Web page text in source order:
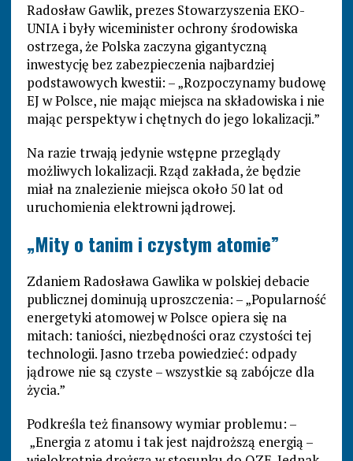
Radosław Gawlik, prezes Stowarzyszenia EKO-
UNIA i były wiceminister ochrony środowiska
ostrzega, że Polska zaczyna gigantyczną
inwestycję bez zabezpieczenia najbardziej
podstawowych kwestii: – „Rozpoczynamy budowę
EJ w Polsce, nie mając miejsca na składowiska i nie
mając perspektyw i chętnych do jego lokalizacji.”
Na razie trwają jedynie wstępne przeglądy
możliwych lokalizacji. Rząd zakłada, że będzie
miał na znalezienie miejsca około 50 lat od
uruchomienia elektrowni jądrowej.
„Mity o tanim i czystym atomie”
Zdaniem Radosława Gawlika w polskiej debacie
publicznej dominują uproszczenia: – „Popularność
energetyki atomowej w Polsce opiera się na
mitach: taniości, niezbędności oraz czystości tej
technologii. Jasno trzeba powiedzieć: odpady
jądrowe nie są czyste – wszystkie są zabójcze dla
życia.”
Podkreśla też finansowy wymiar problemu: –
„Energia z atomu i tak jest najdroższą energią –